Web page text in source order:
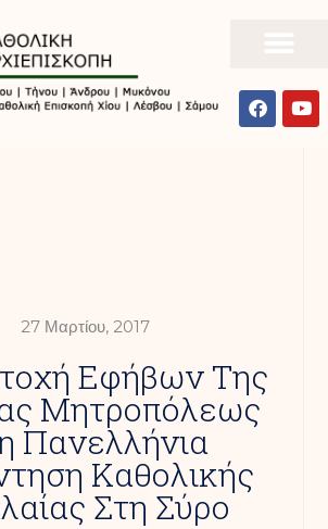
27 Μαρτίου, 2017
Εφήβων Της
Μητροπόλεως
Πανελλήνια
Καθολικής
Στη Σύρο